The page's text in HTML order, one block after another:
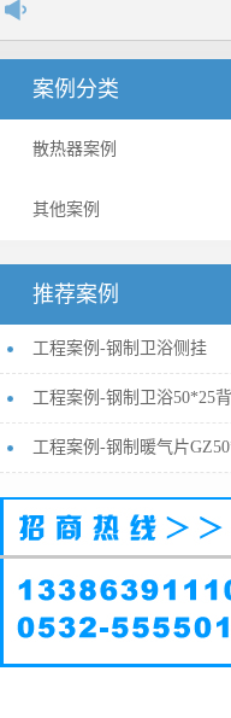
案例分类
散热器案例
其他案例
推荐案例
工程案例-钢制卫浴侧挂
工程案例-钢制卫浴50*25
工程案例-钢制暖气片